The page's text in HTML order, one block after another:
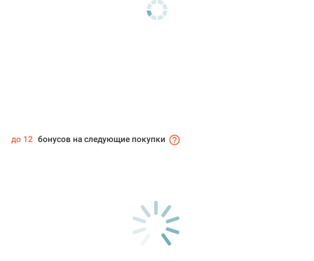
до 12 бонусов на следующие покупки